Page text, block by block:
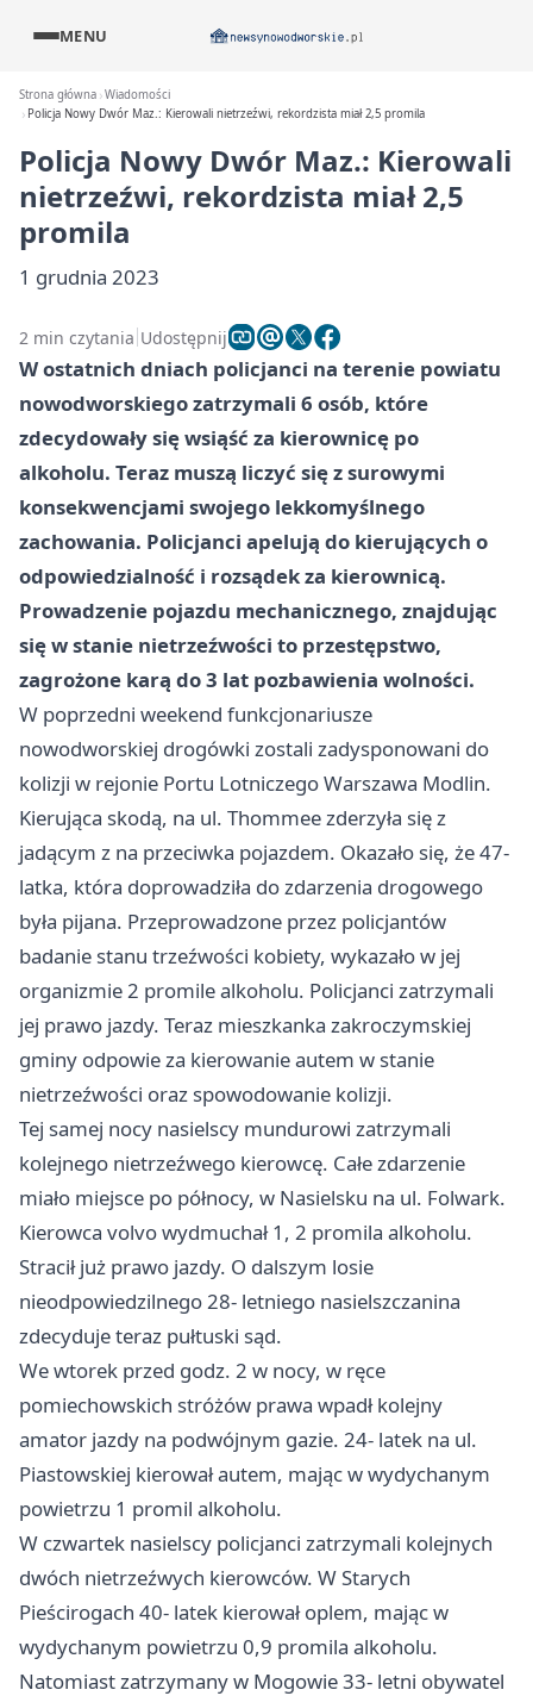
MENU
Strona główna Wiadomości
Policja Nowy Dwór Maz.: Kierowali nietrzeźwi, rekordzista miał 2,5 promila
Policja Nowy Dwór Maz.: Kierowali
nietrzeźwi, rekordzista miał 2,5
promila
1 grudnia 2023
2 min czytania Udostępnij
W ostatnich dniach policjanci na terenie powiatu
nowodworskiego zatrzymali 6 osób, które
zdecydowały się wsiąść za kierownicę po
alkoholu. Teraz muszą liczyć się z surowymi
konsekwencjami swojego lekkomyślnego
zachowania. Policjanci apelują do kierujących o
odpowiedzialność i rozsądek za kierownicą.
Prowadzenie pojazdu mechanicznego, znajdując
się w stanie nietrzeźwości to przestępstwo,
zagrożone karą do 3 lat pozbawienia wolności.
W poprzedni weekend funkcjonariusze
nowodworskiej drogówki zostali zadysponowani do
kolizji w rejonie Portu LotniczegoWarszawa Modlin.
Kierująca skodą, na ul. Thommee zderzyła się z
jadącym z na przeciwka pojazdem. Okazało się, że 47-
latka, która doprowadziła do zdarzenia drogowego
była pijana. Przeprowadzone przez policjantów
badanie stanu trzeźwości kobiety, wykazało w jej
organizmie 2 promile alkoholu. Policjanci zatrzymali
jej prawo jazdy. Teraz mieszkanka zakroczymskiej
gminy odpowie za kierowanie autem w stanie
nietrzeźwości oraz spowodowanie kolizji.
Tej samej nocy nasielscy mundurowi zatrzymali
kolejnego nietrzeźwego kierowcę. Całe zdarzenie
miało miejsce po północy, w Nasielsku na ul. Folwark.
Kierowca volvo wydmuchał 1, 2 promila alkoholu.
Stracił już prawo jazdy. O dalszym losie
nieodpowiedzilnego 28- letniego nasielszczanina
zdecyduje teraz pułtuski sąd.
We wtorek przed godz. 2 w nocy, w ręce
pomiechowskich stróżów prawa wpadł kolejny
amator jazdy na podwójnym gazie. 24- latek na ul.
Piastowskiej kierował autem, mając w wydychanym
powietrzu 1 promil alkoholu.
W czwartek nasielscy policjanci zatrzymali kolejnych
dwóch nietrzeźwych kierowców. W Starych
Pieścirogach 40- latek kierował oplem, mając w
wydychanym powietrzu 0,9 promila alkoholu.
Natomiast zatrzymany w Mogowie 33- letni obywatel